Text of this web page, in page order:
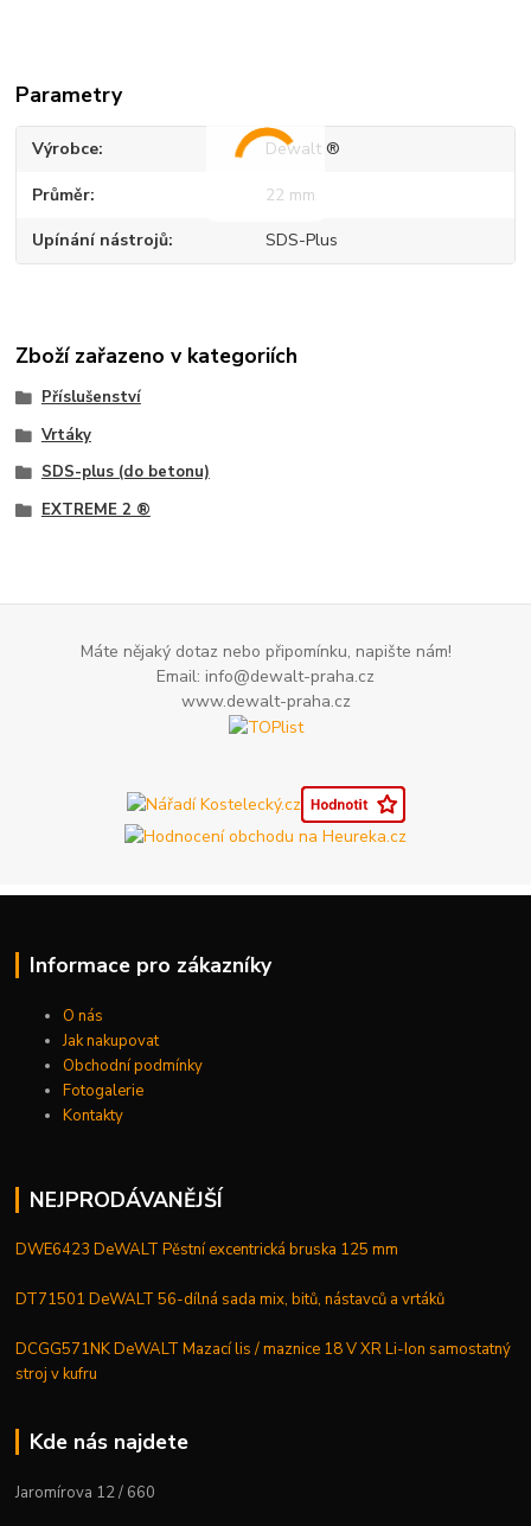
Parametry
Výrobce Dewalt ®
Průměr 22 mm
Upínání nástrojů SDS-Plus
Zboží zařazeno v kategoriích
Příslušenství
Vrtáky
SDS-plus (do betonu)
EXTREME 2 ®
Máte nějaký dotaz nebo připomínku, napište nám!
Email: info@dewalt-praha.cz
www.dewalt-praha.cz
Informace pro zákazníky
O nás
Jak nakupovat
Obchodní podmínky
Fotogalerie
Kontakty
NEJPRODÁVANĚJŠÍ
DWE6423 DeWALT Pěstní excentrická bruska 125 mm
DT71501 DeWALT 56-dílná sada mix, bitů, nástavců a vrtáků
DCGG571NK DeWALT Mazací lis / maznice 18 V XR Li-Ion samostatný
stroj v kufru
Kde nás najdete
Jaromírova 12 / 660